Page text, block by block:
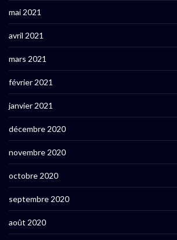
mai 2021
avril 2021
mars 2021
février 2021
janvier 2021
décembre 2020
novembre 2020
octobre 2020
septembre 2020
août 2020